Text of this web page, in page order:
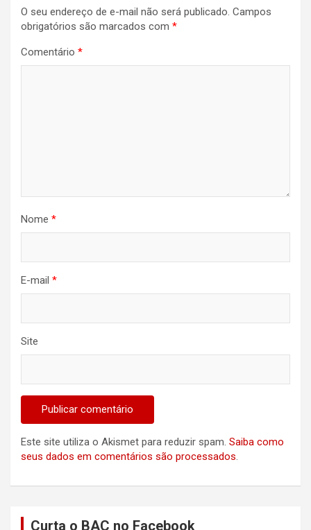
O seu endereço de e-mail não será publicado. Campos
obrigatórios são marcados com *
Comentário *
Nome *
E-mail *
Site
Este site utiliza o Akismet para reduzir spam. Saiba como
seus dados em comentários são processados.
Curta o BAC no Facebook